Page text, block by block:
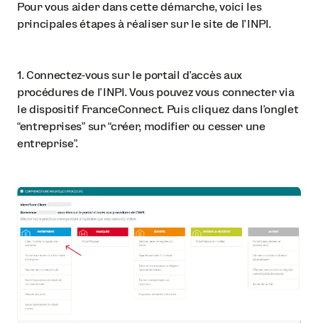
Pour vous aider dans cette démarche, voici les
principales étapes à réaliser sur le site de l’INPI.
1. Connectez-vous sur le portail d’accès aux
procédures de l’INPI. Vous pouvez vous connecter via
le dispositif FranceConnect. Puis cliquez dans l’onglet
“entreprises” sur “créer, modifier ou cesser une
entreprise”.